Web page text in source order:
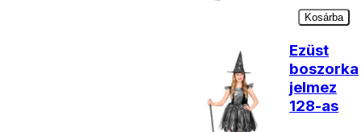
Kosárba
Ezüst
boszorka
jelmez
128-as